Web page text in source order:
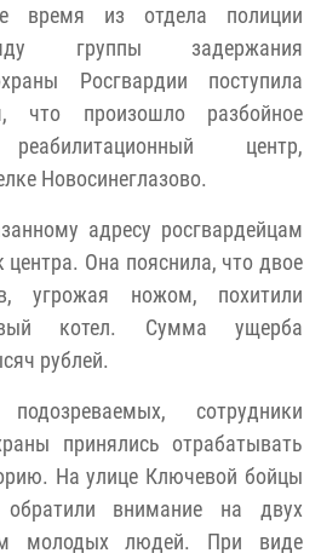
время из отдела полиции
группы задержания
Росгвардии поступила
что произошло разбойное
центр,
Новосинеглазово.
адресу росгвардейцам
центра. Она пояснила, что двое
угрожая ножом, похитили
котел. Сумма ущерба
рублей.
сотрудники
принялись отрабатывать
На улице Ключевой бойцы
обратили внимание на двух
молодых людей. При виде